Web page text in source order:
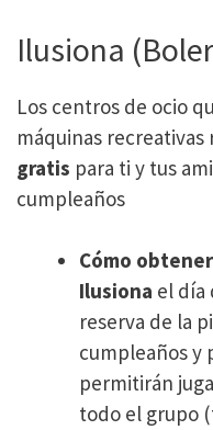
Ilusiona
Los centros de ocio
máquinas recreativas
gratis para ti y tus
cumpleaños
Cómo
Ilusiona el día
reserva de la
cumpleaños y
permitirán
todo el grupo